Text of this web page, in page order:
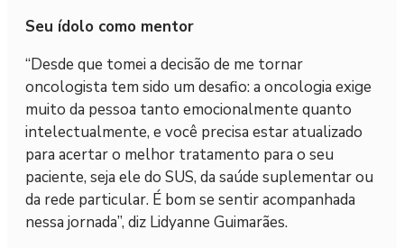
Seu ídolo como mentor
“Desde que tomei a decisão de me tornar
oncologista tem sido um desafio: a oncologia exige
muito da pessoa tanto emocionalmente quanto
intelectualmente, e você precisa estar atualizado
para acertar o melhor tratamento para o seu
paciente, seja ele do SUS, da saúde suplementar ou
da rede particular. É bom se sentir acompanhada
nessa jornada”, diz Lidyanne Guimarães.